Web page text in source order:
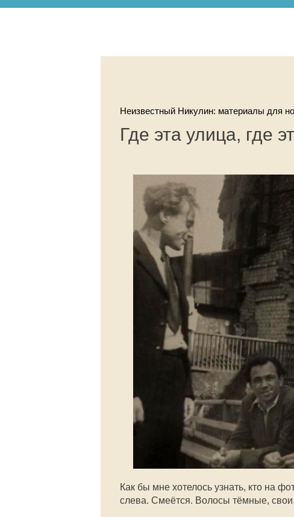
Неизвестный Никулин: материалы для
Где эта улица, где
Как бы мне хотелось узнать, кто на
слева. Смеётся. Волосы тёмные,